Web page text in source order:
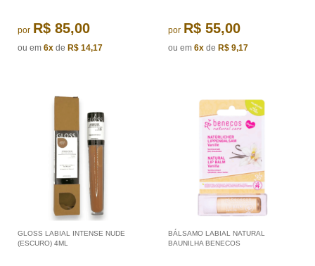
por R$ 85,00
ou em 6x de R$ 14,17
por R$ 55,00
ou em 6x de R$ 9,17
GLOSS LABIAL INTENSE NUDE
(ESCURO) 4ML
BÁLSAMO LABIAL NATURAL
BAUNILHA BENECOS